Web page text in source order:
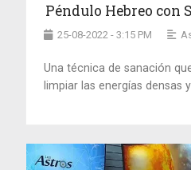
Péndulo Hebreo con
25-08-2022 - 3:15 PM
Una técnica de sanación
limpiar las energías densas y